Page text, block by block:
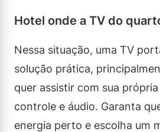
Hotel onde a TV do
Nessa situação, uma TV
solução prática,
quer assistir com sua
controle e áudio. Garanta
energia perto e escolha um